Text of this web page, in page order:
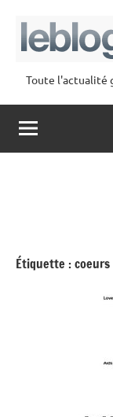
contenu
Toute l'actualité
Étiquette :coeurs